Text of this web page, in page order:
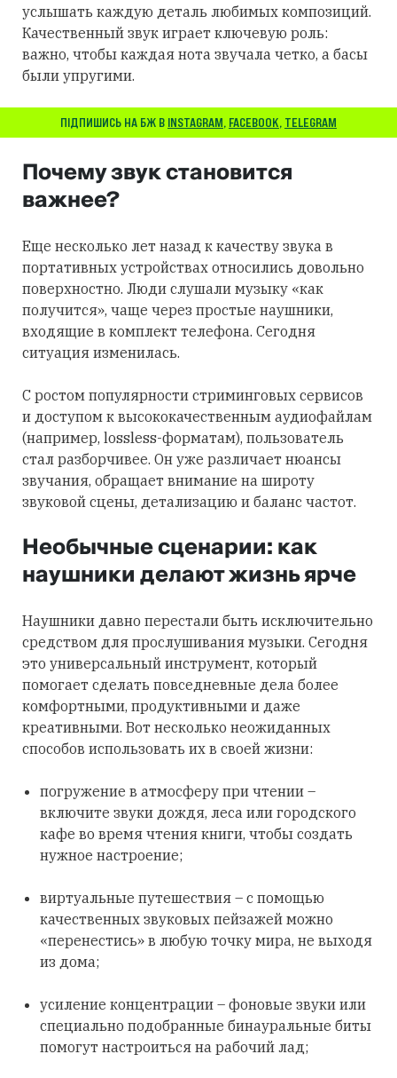
услышать каждую деталь любимых композиций.
Качественный звук играет ключевую роль:
важно, чтобы каждая нота звучала четко, а басы
были упругими.
ПІДПИШИСЬ НА БЖ В INSTAGRAM, FACEBOOK, TELEGRAM
Почему звук становится
важнее?
Еще несколько лет назад к качеству звука в
портативных устройствах относились довольно
поверхностно. Люди слушали музыку «как
получится», чаще через простые наушники,
входящие в комплект телефона. Сегодня
ситуация изменилась.
С ростом популярности стриминговых сервисов
и доступом к высококачественным аудиофайлам
(например, lossless-форматам), пользователь
стал разборчивее. Он уже различает нюансы
звучания, обращает внимание на широту
звуковой сцены, детализацию и баланс частот.
Необычные сценарии: как
наушники делают жизнь ярче
Наушники давно перестали быть исключительно
средством для прослушивания музыки. Сегодня
это универсальный инструмент, который
помогает сделать повседневные дела более
комфортными, продуктивными и даже
креативными. Вот несколько неожиданных
способов использовать их в своей жизни:
погружение в атмосферу при чтении –
включите звуки дождя, леса или городского
кафе во время чтения книги, чтобы создать
нужное настроение;
виртуальные путешествия – с помощью
качественных звуковых пейзажей можно
«перенестись» в любую точку мира, не выходя
из дома;
усиление концентрации – фоновые звуки или
специально подобранные бинауральные биты
помогут настроиться на рабочий лад;